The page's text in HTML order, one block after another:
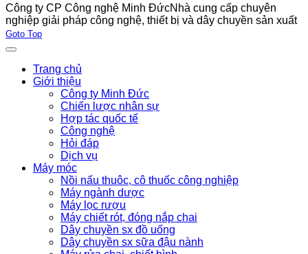
Công ty CP Công nghệ Minh ĐứcNhà cung cấp chuyên
nghiệp giải pháp công nghệ, thiết bị và dây chuyền sản xuất
Joomla! 3 Templates
Goto Top
Trang chủ
Giới thiệu
Công ty Minh Đức
Chiến lược nhân sự
Hợp tác quốc tế
Công nghệ
Hỏi đáp
Dịch vụ
Máy móc
Nồi nấu thuôc, cô thuốc công nghiệp
Máy ngành dược
Máy lọc rượu
Máy chiết rót, đóng nắp chai
Dây chuyền sx đồ uống
Dây chuyền sx sữa đậu nành